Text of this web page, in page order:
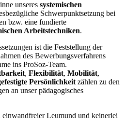
unseres systemischen
Schwerpunktsetzung bei
bzw. eine fundierte
Arbeitstechniken.
ist die Feststellung der
des Bewerbungsverfahrens
ins ProSoz-Team.
, Flexibilität, Mobilität,
Persönlichkeit zählen zu den
an unser pädagogisches
einwandfreier Leumund und keinerlei